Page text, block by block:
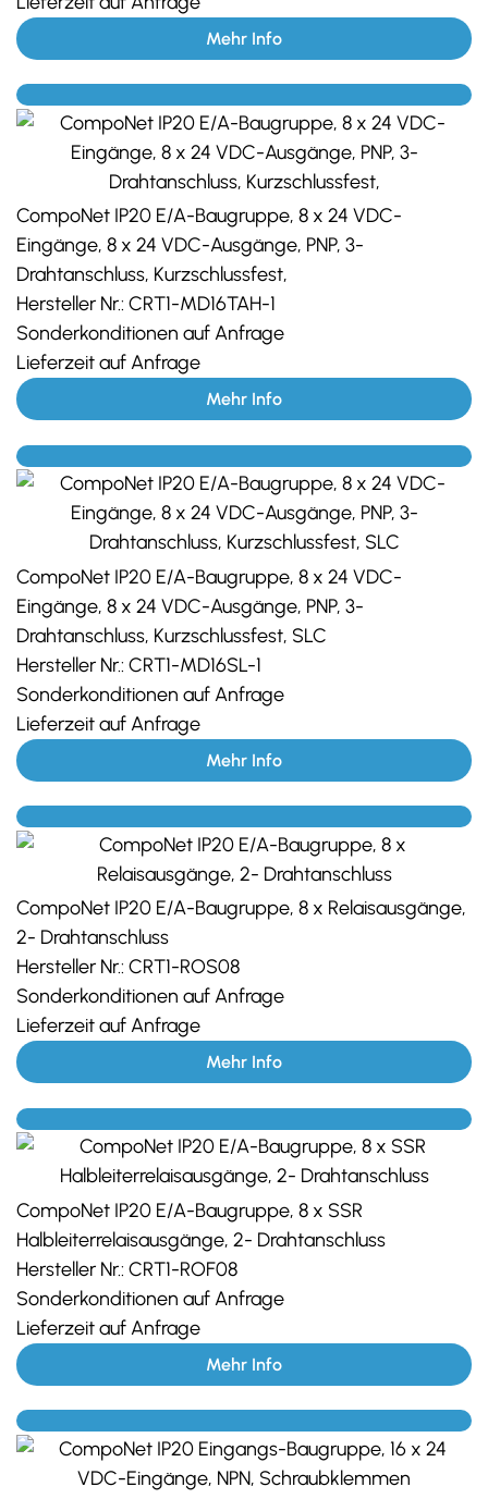
Mehr Info
CompoNet IP20 E/A-Baugruppe, 8 x 24 VDC-
Eingänge, 8 x 24 VDC-Ausgänge, PNP, 3-
Drahtanschluss, Kurzschlussfest,
Hersteller Nr.: CRT1-MD16TAH-1
Sonderkonditionen auf Anfrage
Lieferzeit auf Anfrage
Mehr Info
CompoNet IP20 E/A-Baugruppe, 8 x 24 VDC-
Eingänge, 8 x 24 VDC-Ausgänge, PNP, 3-
Drahtanschluss, Kurzschlussfest, SLC
Hersteller Nr.: CRT1-MD16SL-1
Sonderkonditionen auf Anfrage
Lieferzeit auf Anfrage
Mehr Info
CompoNet IP20 E/A-Baugruppe, 8 x Relaisausgänge,
2- Drahtanschluss
Hersteller Nr.: CRT1-ROS08
Sonderkonditionen auf Anfrage
Lieferzeit auf Anfrage
Mehr Info
CompoNet IP20 E/A-Baugruppe, 8 x SSR
Halbleiterrelaisausgänge, 2- Drahtanschluss
Hersteller Nr.: CRT1-ROF08
Sonderkonditionen auf Anfrage
Lieferzeit auf Anfrage
Mehr Info